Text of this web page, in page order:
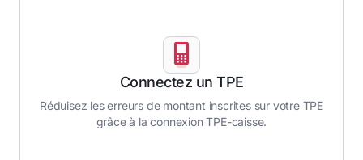
Connectez un TPE
Réduisez les erreurs de montant inscrites sur votre TPE
grâce à la connexion TPE-caisse.